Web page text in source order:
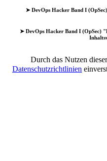
➤ DevOps Hacker Band I
➤ DevOps Hacker Band I (OpSec)
Durch das Nutzen
Datenschutzrichtlinien